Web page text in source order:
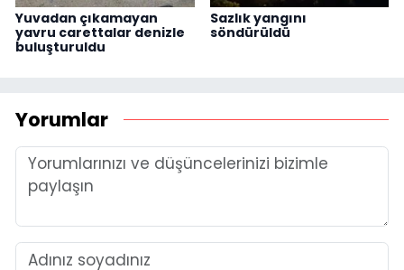
Yuvadan çıkamayan
yavru carettalar denizle
buluşturuldu
Sazlık yangını
söndürüldü
Yorumlar